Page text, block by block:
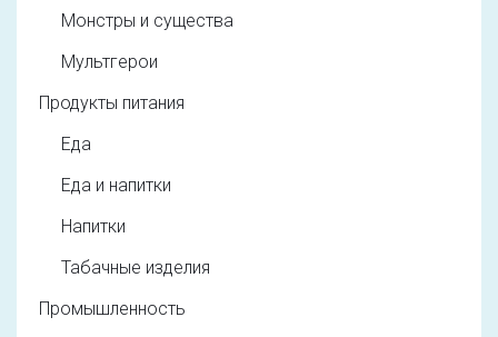
Монстры и существа
Мультгерои
Продукты питания
Еда
Еда и напитки
Напитки
Табачные изделия
Промышленность